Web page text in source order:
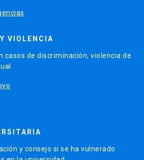
VIOLENCIA
casos de discriminación, violencia de
y consejo si se ha vulnerado